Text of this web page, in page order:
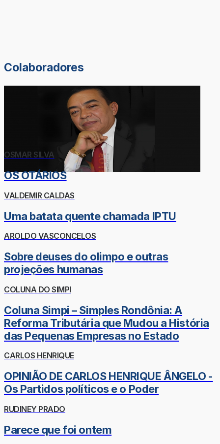
Colaboradores
OSMAR SILVA
OS OTÁRIOS
VALDEMIR CALDAS
Uma batata quente chamada IPTU
AROLDO VASCONCELOS
Sobre deuses do olimpo e outras
projeções humanas
COLUNA DO SIMPI
Coluna Simpi – Simples Rondônia: A
Reforma Tributária que Mudou a História
das Pequenas Empresas no Estado
CARLOS HENRIQUE
OPINIÃO DE CARLOS HENRIQUE ÂNGELO -
Os Partidos políticos e o Poder
RUDINEY PRADO
Parece que foi ontem